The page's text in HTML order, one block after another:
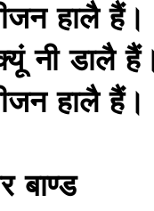
हालै हैं।
नी डालै
हालै
बाण्ड